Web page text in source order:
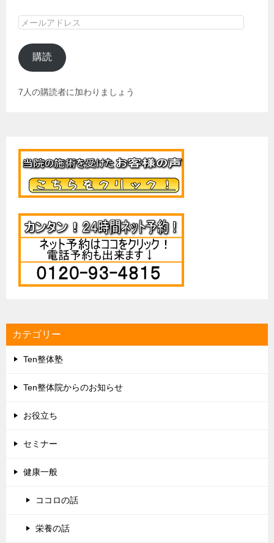
メ
ル
ア
レ
購読
7人の購読者に加わりましょう
カテゴリー
Ten整体塾
Ten整体院からのお知らせ
お役立ち
セミナー
健康一般
ココロの話
栄養の話